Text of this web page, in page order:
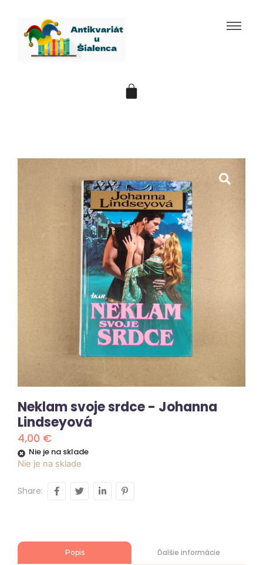
Neklam svoje srdce - Johanna
Lindseyová
4,00 €
Nie je na sklade
Nie je na sklade
Share:
Popis Ďalšie informácie